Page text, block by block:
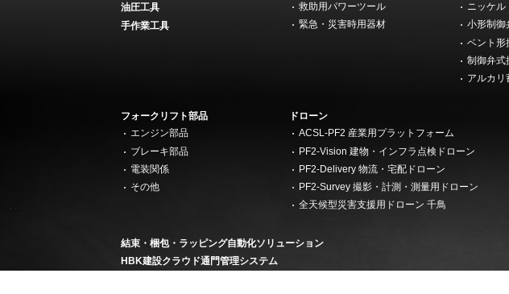
油圧工具
手作業工具
救助用パワーツール
緊急・災害時用器材
ニッケル
小形制御
ベント形
制御弁式
アルカリ
フォークリフト部品
エンジン部品
ブレーキ部品
電装関係
その他
ドローン
ACSL-PF2 産業用プラットフォーム
PF2-Vision 建物・インフラ点検ドローン
PF2-Delivery 物流・宅配ドローン
PF2-Survey 撮影・計測・測量用ドローン
全天候型災害支援用ドローン 千鳥
結束・梱包・ラッピング自動化ソリューション
HBK建設クラウド通門管理システム